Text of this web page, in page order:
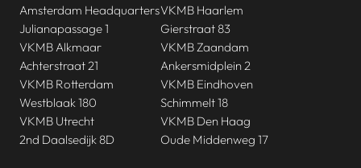
Amsterdam Headquarters
Julianapassage 1
VKMB Haarlem
Gierstraat 83
VKMB Alkmaar
Achterstraat 21
VKMB Zaandam
Ankersmidplein 2
VKMB Rotterdam
Westblaak 180
VKMB Eindhoven
Schimmelt 18
VKMB Utrecht
2nd Daalsedijk 8D
VKMB Den Haag
Oude Middenweg 17